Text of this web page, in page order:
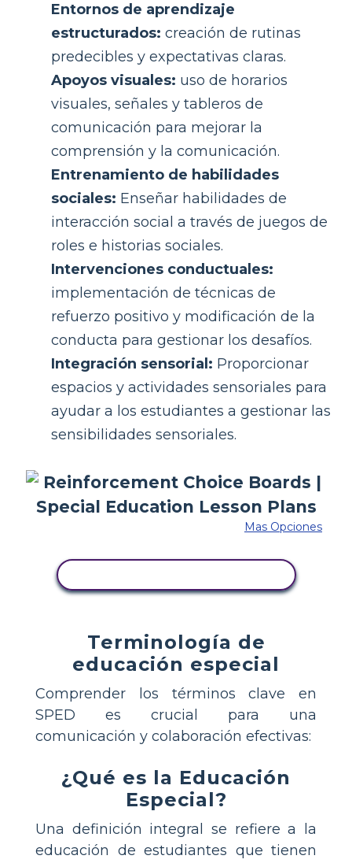
Entornos de aprendizaje
estructurados: creación de rutinas
predecibles y expectativas claras.
Apoyos visuales: uso de horarios
visuales, señales y tableros de
comunicación para mejorar la
comprensión y la comunicación.
Entrenamiento de habilidades
sociales: Enseñar habilidades de
interacción social a través de juegos de
roles e historias sociales.
Intervenciones conductuales:
implementación de técnicas de
refuerzo positivo y modificación de la
conducta para gestionar los desafíos.
Integración sensorial: Proporcionar
espacios y actividades sensoriales para
ayudar a los estudiantes a gestionar las
sensibilidades sensoriales.
Mas Opciones
Terminología de
educación especial
Comprender los términos clave en
SPED es crucial para una
comunicación y colaboración efectivas:
¿Qué es la Educación
Especial?
Una definición integral se refiere a la
educación de estudiantes que tienen